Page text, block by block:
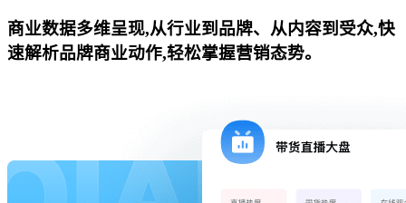
商业数据多维呈现,从行业到品牌、从内容到受众,快
速解析品牌商业动作,轻松掌握营销态势。